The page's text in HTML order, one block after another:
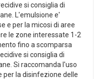
si consiglia di
L'emulsione e'
e per la micosi di aree
le zone interessate 1-2
fino a scomparsa
si consiglia di
Si raccomanda l'uso
per la disinfezione delle